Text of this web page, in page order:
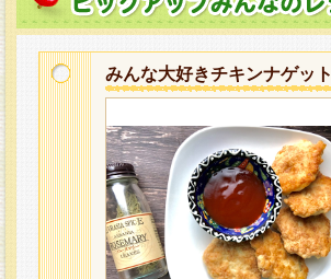
みんな大好きチキンナゲット